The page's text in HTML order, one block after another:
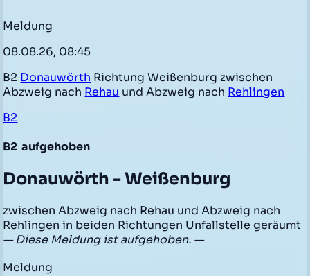
Meldung
08.08.26, 08:45
B2 Donauwörth Richtung Weißenburg zwischen
Abzweig nach Rehau und Abzweig nach Rehlingen
B2
B2 aufgehoben
Donauwörth - Weißenburg
zwischen Abzweig nach Rehau und Abzweig nach
Rehlingen in beiden Richtungen Unfallstelle geräumt
— Diese Meldung ist aufgehoben. —
Meldung